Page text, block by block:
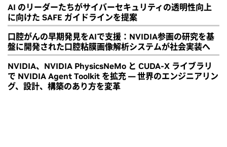
AI のリーダーたちがサイバーセキュリティの透明性向上
に向けた SAFE ガイドラインを提案
口腔がんの早期発見をAIで支援：NVIDIA参画の研究を基
盤に開発された口腔粘膜画像解析システムが社会実装へ
NVIDIA、NVIDIA PhysicsNeMo と CUDA-X ライブラリ
で NVIDIA Agent Toolkit を拡充 ― 世界のエンジニアリン
グ、設計、構築のあり方を変革